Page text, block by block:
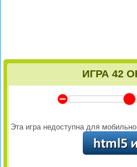
ИГРА 42
Y
Эта игра недоступна для